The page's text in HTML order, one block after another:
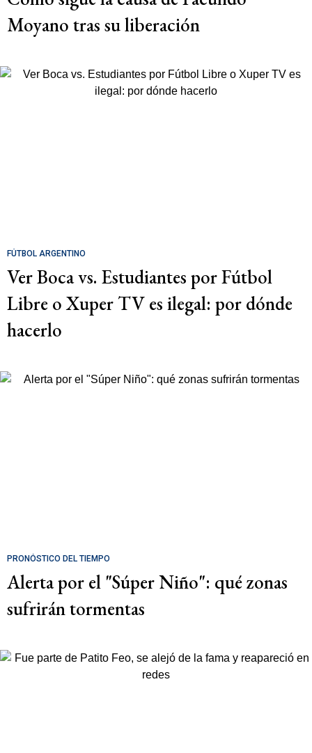
Moyano tras su liberación
FÚTBOL ARGENTINO
Ver Boca vs. Estudiantes por Fútbol
Libre o Xuper TV es ilegal: por dónde
hacerlo
PRONÓSTICO DEL TIEMPO
Alerta por el "Súper Niño": qué zonas
sufrirán tormentas